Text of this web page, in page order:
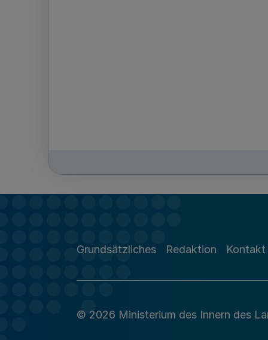
Grundsätzliches Redaktion Kontakt
© 2026 Ministerium des Innern des